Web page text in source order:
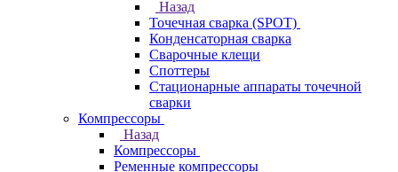
Назад
Точечная сварка (SPOT)
Конденсаторная сварка
Сварочные клещи
Споттеры
Стационарные аппараты точечной
сварки
Компрессоры
Назад
Компрессоры
Ременные компрессоры